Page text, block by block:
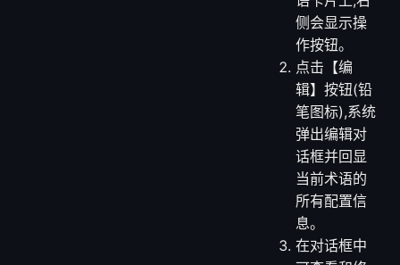
在术语列表
中,将鼠标悬
停在目标术
语卡片上,右
侧会显示操
作按钮。
点击【编
辑】按钮(铅
笔图标),系统
弹出编辑对
话框并回显